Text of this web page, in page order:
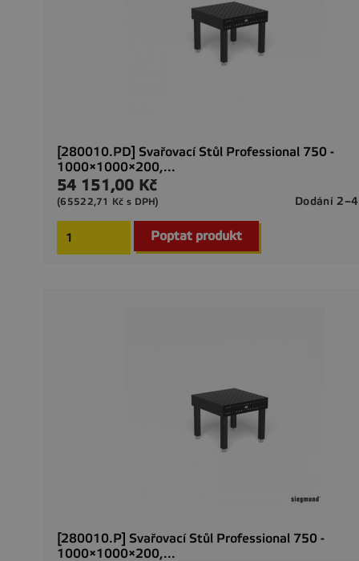
[280010.PD] Svařovací Stůl Professional 750 -
1000×1000×200,...
Cena
54 151,00 Kč
Dodání
(65522,71 Kč s DPH)
Poptat produkt
[280010.P] Svařovací Stůl Professional 750 -
1000×1000×200,...